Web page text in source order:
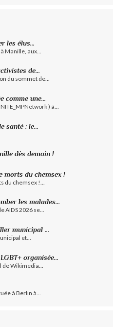
les élus...
Manille, aux...
de...
du sommet de...
comme une...
) à...
santé : le...
dès demain !
morts du chemsex !
chemsex !...
les malades...
AIDS 2026 se...
municipal ...
et...
organisée...
Wikimedia...
à Berlin à...